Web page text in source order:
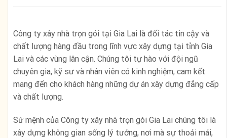
Công ty xây nhà trọn gói tại Gia Lai là đối tác tin cậy và
chất lượng hàng đầu trong lĩnh vực xây dựng tại tỉnh Gia
Lai và các vùng lân cận. Chúng tôi tự hào với đội ngũ
chuyên gia, kỹ sư và nhân viên có kinh nghiệm, cam kết
mang đến cho khách hàng những dự án xây dựng đẳng cấp
và chất lượng.
Sứ mệnh của Công ty xây nhà trọn gói Gia Lai chúng tôi là
xây dựng không gian sống lý tưởng, nơi mà sự thoải mái,